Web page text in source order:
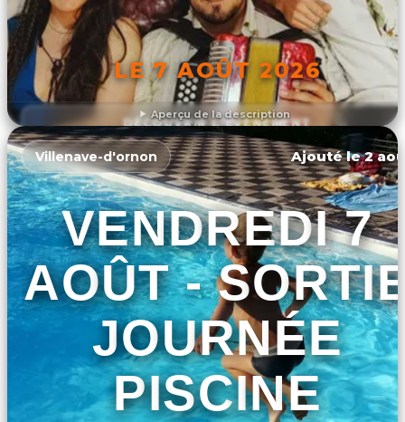
Aperçu de la description
LE 7 AOÛT 2026
DÉCOUVRIR L'ÉVÉNEMENT
Villenave-d'ornon Ajouté le 2
VENDREDI 7
AOÛT -
JOURNÉE
PISCINE